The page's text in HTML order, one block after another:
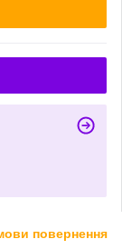
повернення